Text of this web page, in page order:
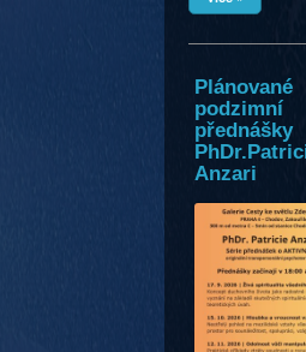
Plánované
podzimní
přednášky
Anzari